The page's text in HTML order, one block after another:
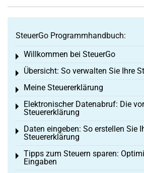
SteuerGo Programmhandbuch:
Willkommen bei SteuerGo
Toggle menu
Übersicht: So verwalten Sie Ihre
Toggle menu
Meine Steuererklärung
Toggle menu
Elektronischer Datenabruf: Die
Steuererklärung
Toggle menu
Daten eingeben: So erstellen Sie
Steuererklärung
Toggle menu
Tipps zum Steuern sparen:
Eingaben
Toggle menu